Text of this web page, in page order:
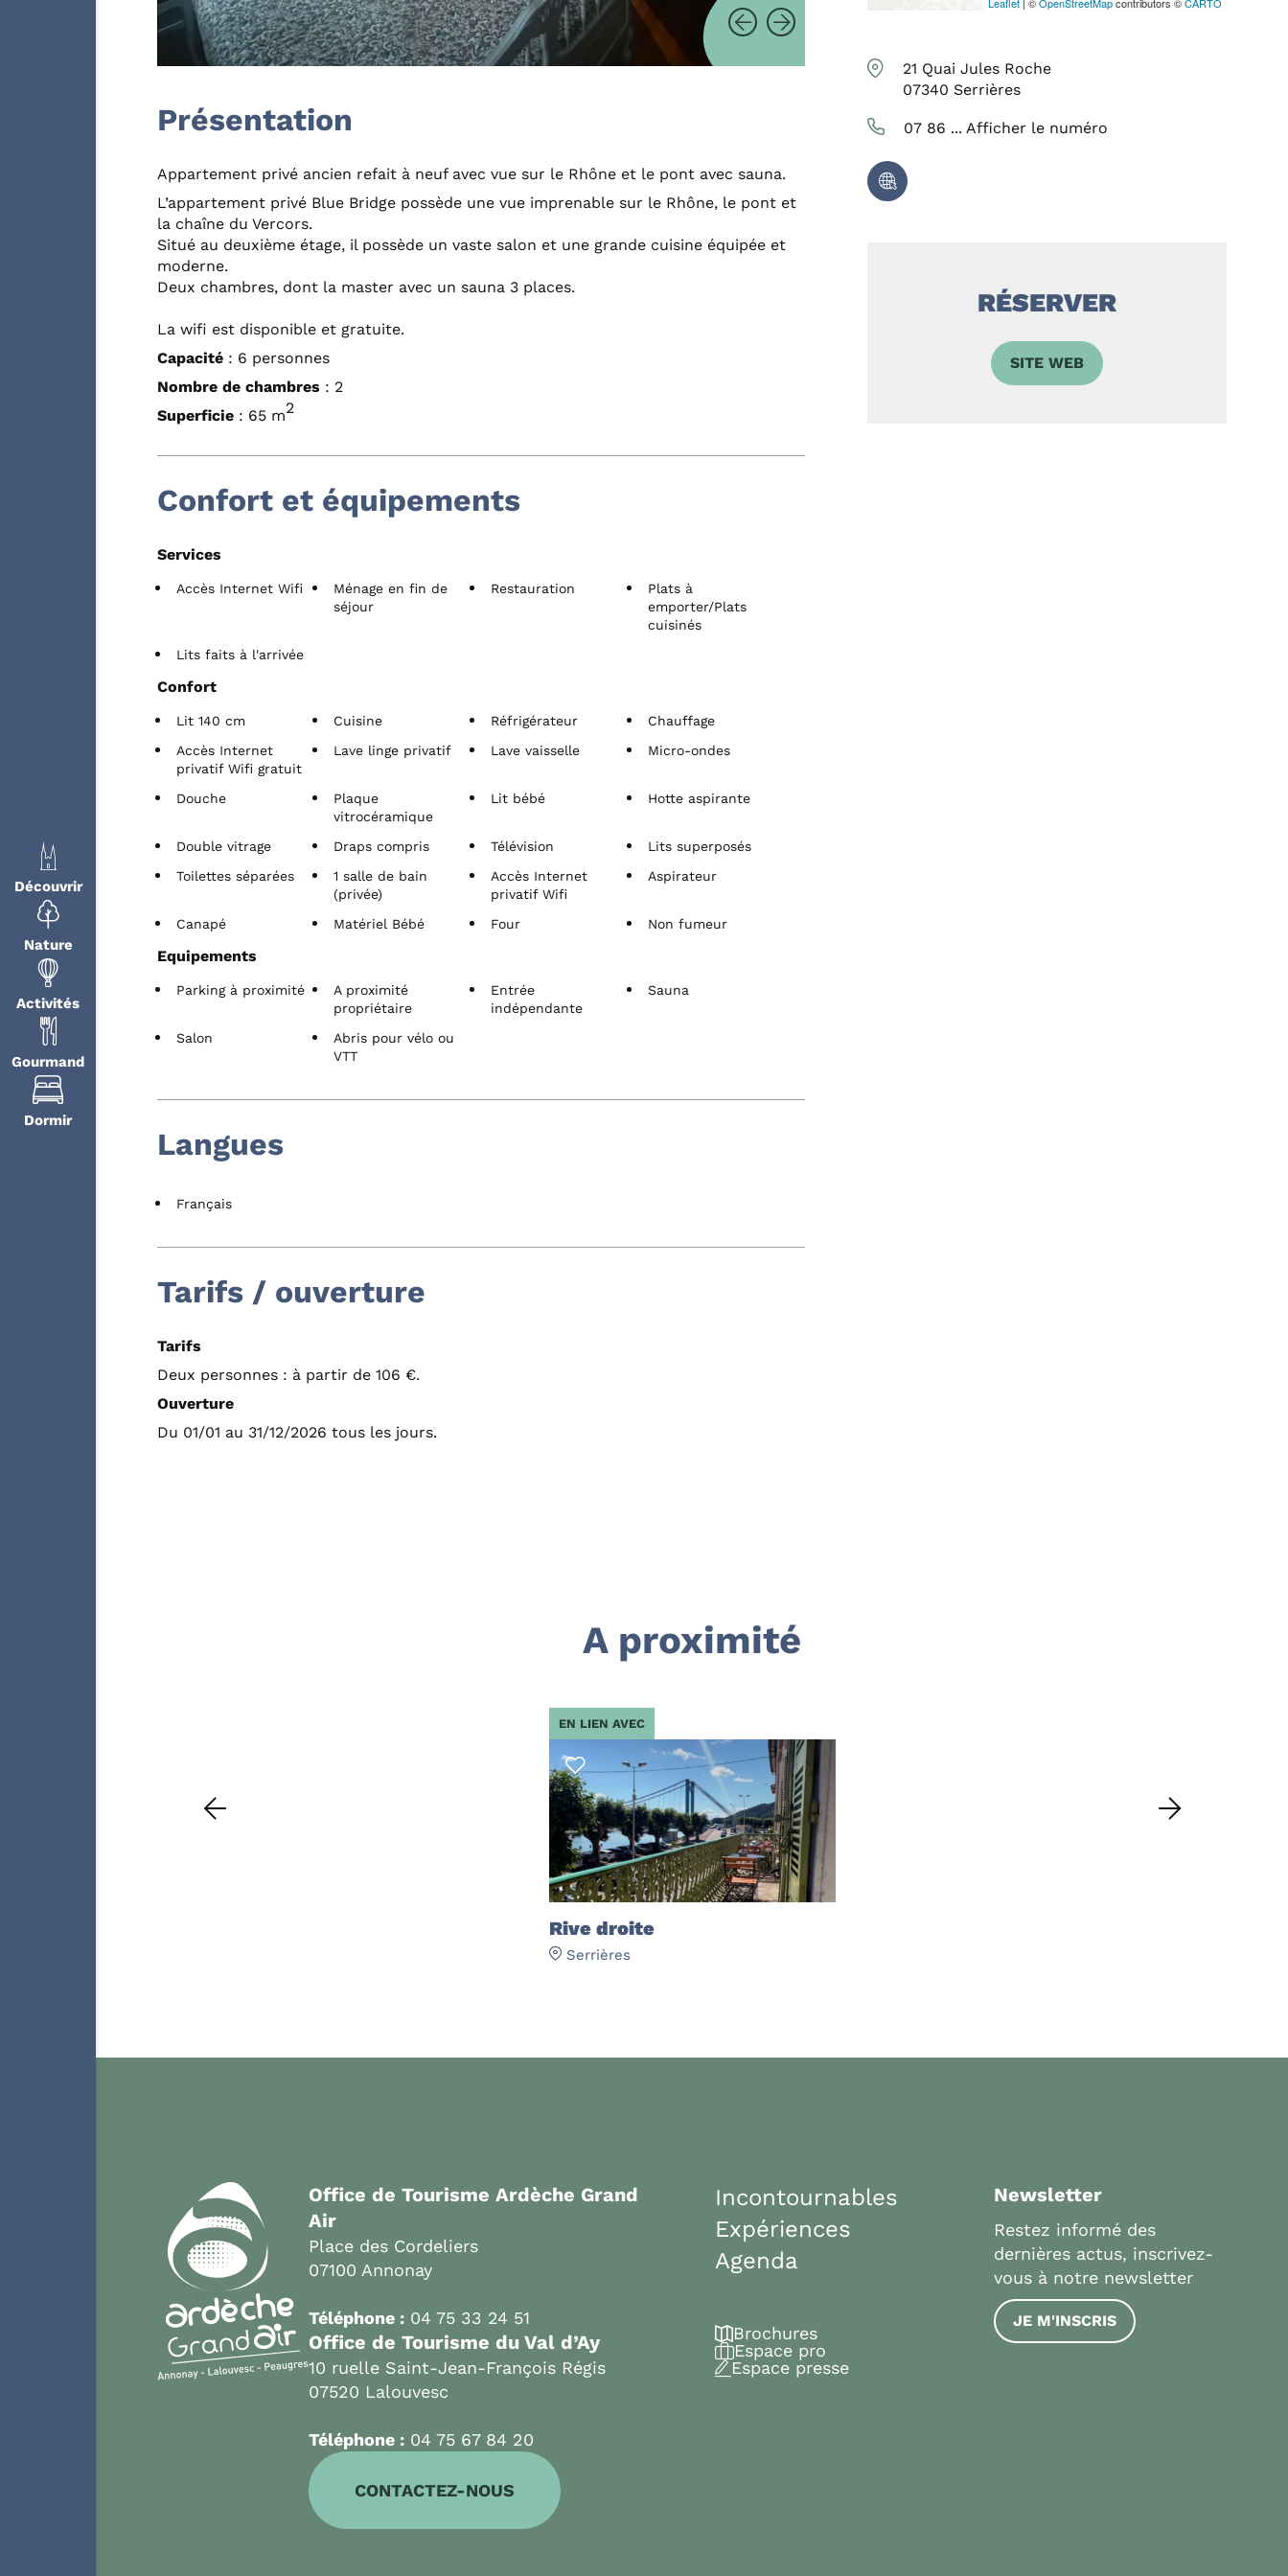
Découvrir
Nature
Activités
Gourmand
Dormir
Présentation
Appartement privé ancien refait à neuf avec vue sur le Rhône et le pont avec sauna.
L’appartement privé Blue Bridge possède une vue imprenable sur le Rhône, le pont et
la chaîne du Vercors.
Situé au deuxième étage, il possède un vaste salon et une grande cuisine équipée et
moderne.
Deux chambres, dont la master avec un sauna 3 places.
La wifi est disponible et gratuite.
Capacité : 6 personnes
Nombre de chambres : 2
Superficie : 65 m2
Confort et équipements
Services
Accès Internet Wifi
Ménage en fin de
séjour
Restauration
Plats à
emporter/Plats
cuisinés
Lits faits à l'arrivée
Confort
Lit 140 cm Cuisine Réfrigérateur
Chauffage
Accès Internet
privatif Wifi gratuit
Lave linge privatif Lave vaisselle Micro-ondes
Douche
Plaque
vitrocéramique
Lit bébé Hotte aspirante
Double vitrage Draps compris Télévision
Lits superposés
Toilettes séparées
1 salle de bain
(privée)
Accès Internet
privatif Wifi
Aspirateur
Canapé Matériel Bébé Four Non fumeur
Equipements
Parking à proximité
A proximité
propriétaire
Entrée
indépendante
Sauna
Salon
Abris pour vélo ou
VTT
Langues
Français
Tarifs / ouverture
Tarifs
Deux personnes : à partir de 106 €.
Ouverture
Du 01/01 au 31/12/2026 tous les jours.
Leaflet | ©OpenStreetMapcontributors ©CARTO
21 Quai Jules Roche
07340 Serrières
07 86 ... Afficher le numéro
RÉSERVER
SITE WEB
A proximité
Rive droite
Serrières
EN LIEN AVEC
Office de Tourisme Ardèche Grand
Air
Place des Cordeliers
07100 Annonay
Téléphone : 04 75 33 24 51
Office de Tourisme du Val d’Ay
10 ruelle Saint-Jean-François Régis
07520 Lalouvesc
Téléphone : 04 75 67 84 20
CONTACTEZ-NOUS
Incontournables
Expériences
Agenda
Brochures
Espace pro
Espace presse
Newsletter
Restez informé des
dernières actus, inscrivez-
vous à notre newsletter
JE M'INSCRIS